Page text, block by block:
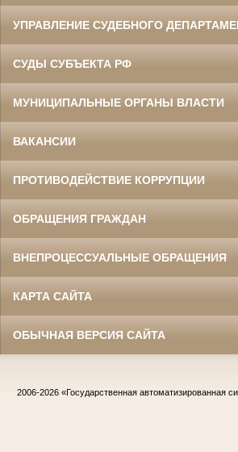
УПРАВЛЕНИЕ СУДЕБНОГО
СУДЫ СУБЪЕКТА РФ
МУНИЦИПАЛЬНЫЕ ОРГАНЫ ВЛАСТИ
ВАКАНСИИ
ПРОТИВОДЕЙСТВИЕ КОРРУПЦИИ
ОБРАЩЕНИЯ ГРАЖДАН
ВНЕПРОЦЕССУАЛЬНЫЕ ОБРАЩЕНИЯ
КАРТА САЙТА
ОБЫЧНАЯ ВЕРСИЯ САЙТА
2006-2026 «Государственная автоматизированная